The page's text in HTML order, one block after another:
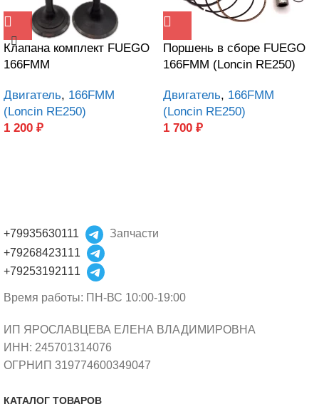
Клапана комплект FUEGO
166FMM
Двигатель, 166FMM
(Loncin RE250)
1 200 ₽
Поршень в сборе FUEGO
166FMM (Loncin RE250)
Двигатель, 166FMM
(Loncin RE250)
1 700 ₽
+79935630111
Запчасти
+79268423111
+79253192111
Время работы: ПН-ВС 10:00-19:00
ИП ЯРОСЛАВЦЕВА ЕЛЕНА ВЛАДИМИРОВНА
ИНН: 245701314076
ОГРНИП 319774600349047
КАТАЛОГ ТОВАРОВ